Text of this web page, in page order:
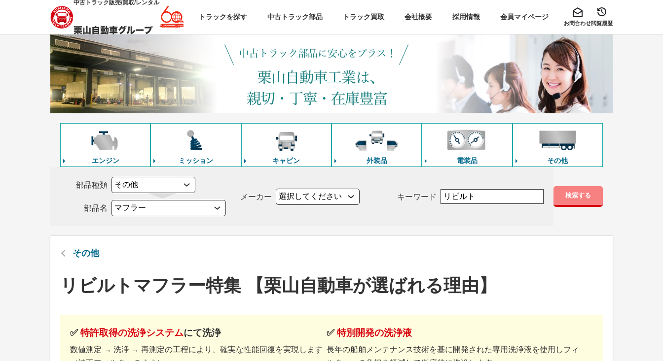
中古トラック販売/買取/レンタル
トラックを探す 中古トラック部品 トラック買取 会社概要 採用情報 会員マイページ
お問合わせ閲覧履歴
エンジン ミッション キャビン 外装品 電装品 その他
部品種類
部品名
メーカー キーワード 検索する
その他
リビルトマフラー特集 【栗山自動車が選ばれる理由】
✅特許取得の洗浄システムにて洗浄
数値測定 → 洗浄 → 再測定の工程により、確実な性能回復を実現します
✅特別開発の洗浄液
長年の船舶メンテナンス技術を基に開発された専用洗浄液を使用しフィ